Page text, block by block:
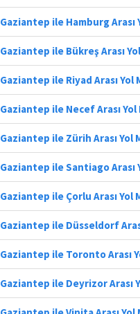
Gaziantep ile Hamburg
Gaziantep ile Bükreş Arası
Gaziantep ile Riyad Arası
Gaziantep ile Necef Arası
Gaziantep ile Zürih Arası
Gaziantep ile Santiago
Gaziantep ile Çorlu Arası
Gaziantep ile Düsseldorf
Gaziantep ile Toronto Arası
Gaziantep ile Deyrizor Arası